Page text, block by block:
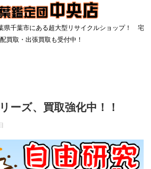
県千葉市にある超大型リサイクルショップ！ 宅
配買取・出張買取も受付中！
ーズ、買取強化中！！